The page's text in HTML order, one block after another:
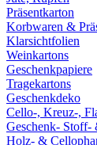
Präsentkarton
Korbwaren &
Klarsichtfolien
Weinkartons
Geschenkpapiere
Tragekartons
Geschenkdeko
Cello-, Kreuz-,
Geschenk- Stoff-
Holz- &